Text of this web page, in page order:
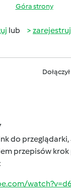
Góra strony
lub
do
przepisów krok